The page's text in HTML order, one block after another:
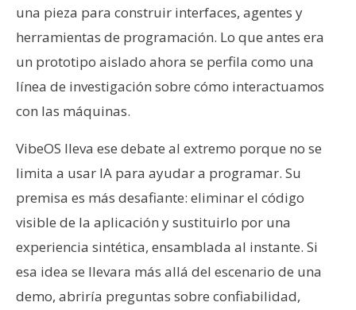
una pieza para construir interfaces, agentes y
herramientas de programación. Lo que antes era
un prototipo aislado ahora se perfila como una
línea de investigación sobre cómo interactuamos
con las máquinas.
VibeOS lleva ese debate al extremo porque no se
limita a usar IA para ayudar a programar. Su
premisa es más desafiante: eliminar el código
visible de la aplicación y sustituirlo por una
experiencia sintética, ensamblada al instante. Si
esa idea se llevara más allá del escenario de una
demo, abriría preguntas sobre confiabilidad,